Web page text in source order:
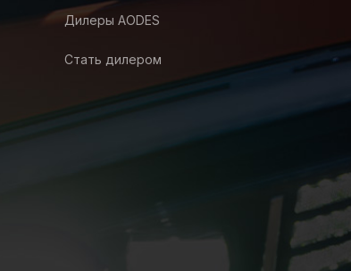
Дилеры AODES
Стать дилером